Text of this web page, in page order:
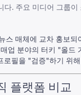
다. 주요 미디어 그룹
스 매체에 교차 홍보
업 분야의 터키 "올
로필을 "검증"하기 위
플랫폼 비교